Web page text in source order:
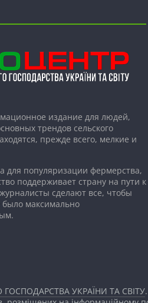
издание для людей,
трендов сельского
прежде всего, мелкие и
для популяризации фермерства,
поддерживает страну на пути к
сделают все, чтобы
максимально
УКРАЇНИ ТА СВІТУ